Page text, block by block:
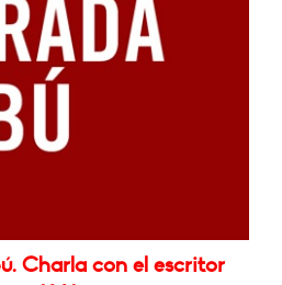
Charla con el escritor